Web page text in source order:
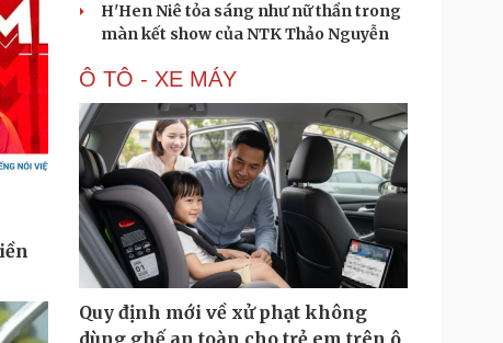
H'Hen Niê tỏa sáng như nữ thần trong
màn kết show của NTK Thảo Nguyễn
Ô TÔ - XE MÁY
Quy định mới về xử phạt không
dùng ghế an toàn cho trẻ em trên ô